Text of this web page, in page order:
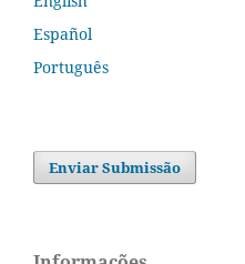
Español
Português
Enviar Submissão